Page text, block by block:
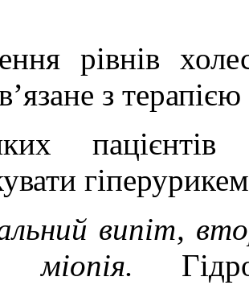
рівнів
з
пацієнтів
випіт,
міопія.